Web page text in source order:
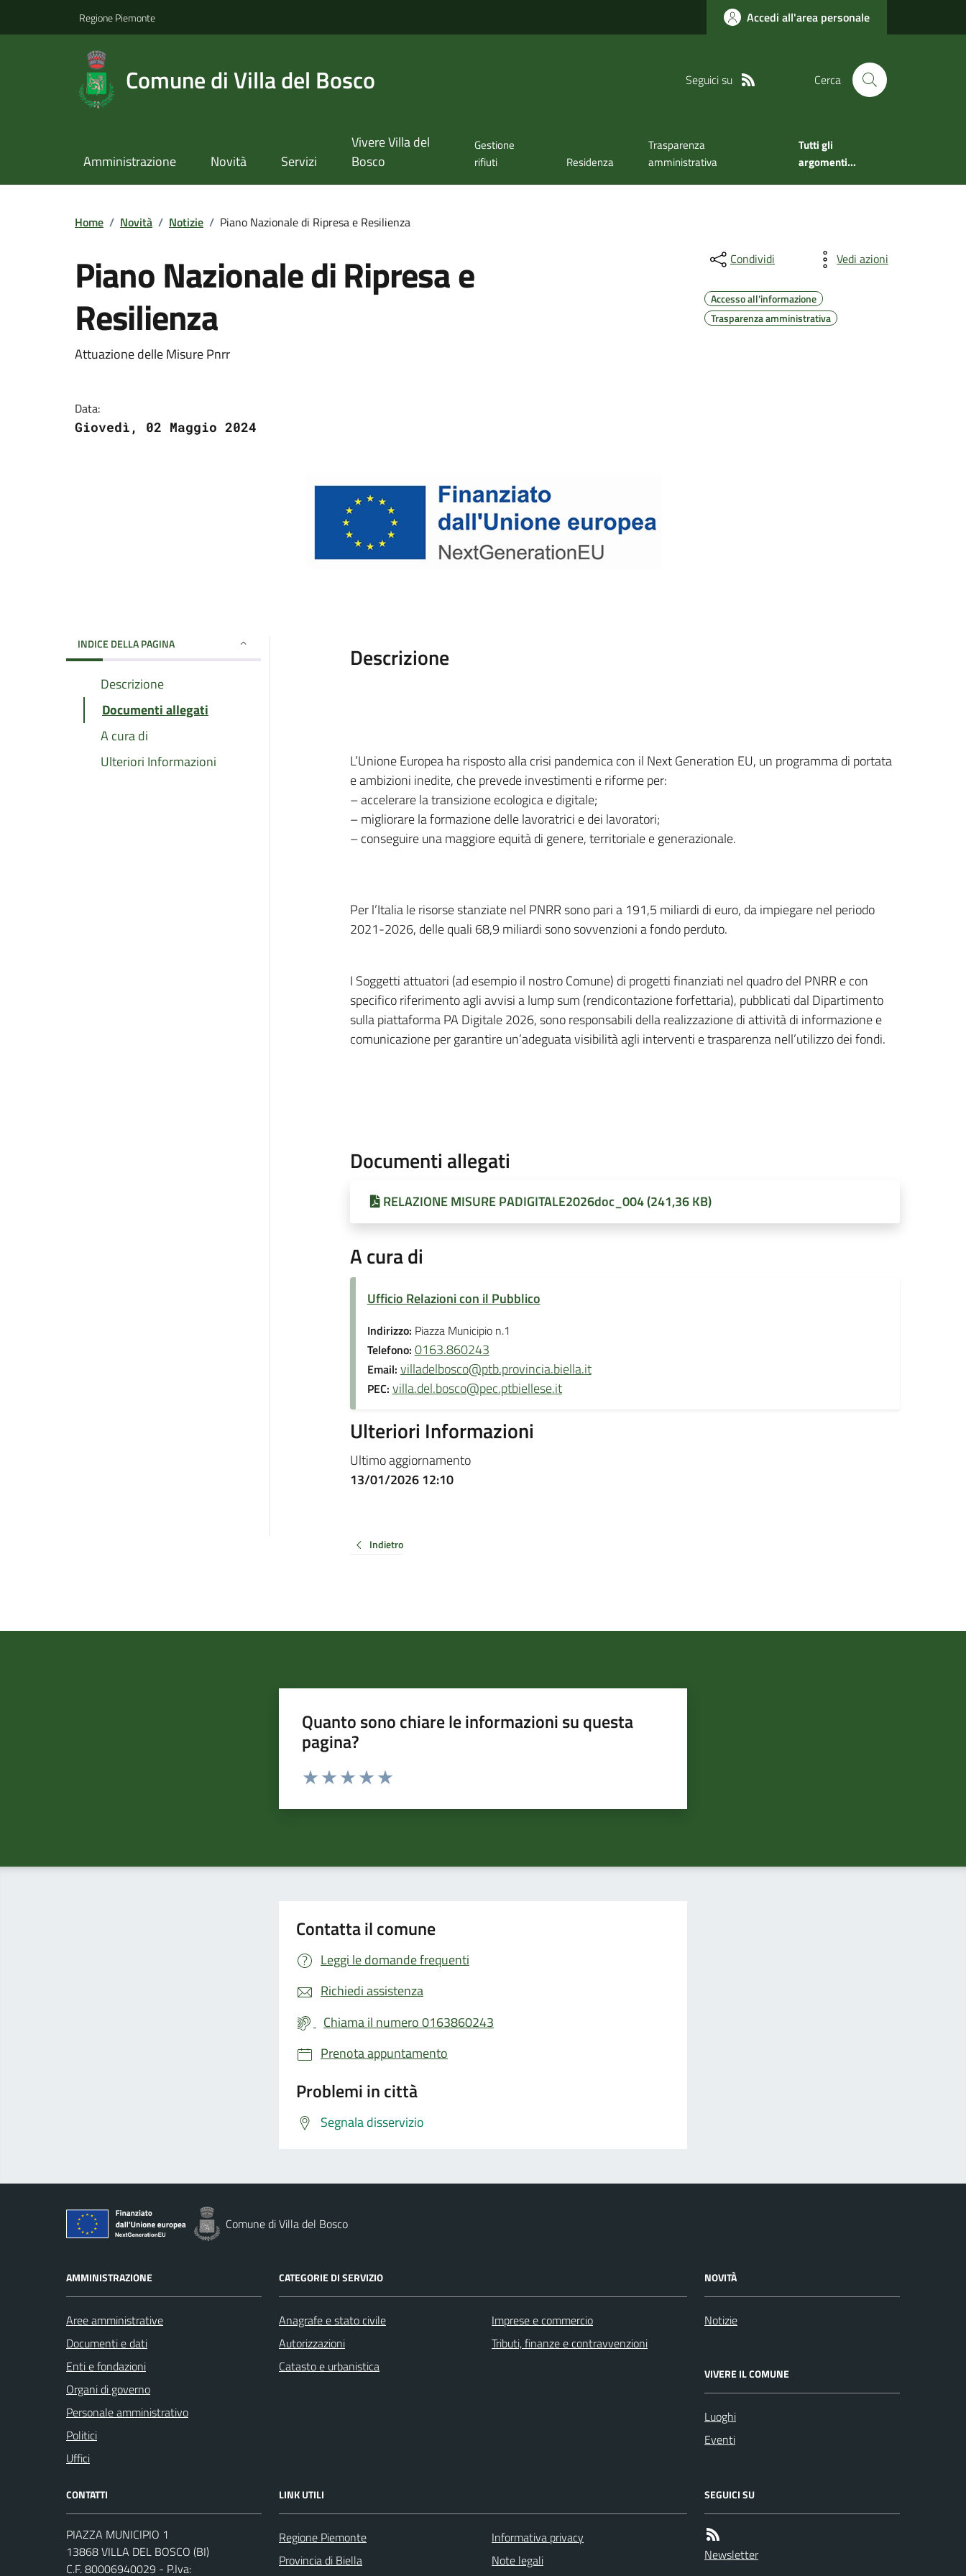
Regione Piemonte Accedi all'area personale
Comune di Villa del Bosco Seguici su Cerca
Amministrazione Novità Servizi
Vivere Villa del
Bosco
Gestione
rifiuti
Residenza
Trasparenza
amministrativa
Tutti gli
argomenti...
Home / Novità / Notizie / Piano Nazionale di Ripresa e Resilienza
Piano Nazionale di Ripresa e
Resilienza
Attuazione delle Misure Pnrr
Data:
Giovedì, 02 Maggio 2024
Condividi Vedi azioni
Accesso all'informazione
Trasparenza amministrativa
INDICE DELLA PAGINA
Descrizione
Documenti allegati
A cura di
Ulteriori Informazioni
Descrizione
L’Unione Europea ha risposto alla crisi pandemica con il Next Generation EU, un programma di portata
e ambizioni inedite, che prevede investimenti e riforme per:
– accelerare la transizione ecologica e digitale;
– migliorare la formazione delle lavoratrici e dei lavoratori;
– conseguire una maggiore equità di genere, territoriale e generazionale.
Per l’Italia le risorse stanziate nel PNRR sono pari a 191,5 miliardi di euro, da impiegare nel periodo
2021-2026, delle quali 68,9 miliardi sono sovvenzioni a fondo perduto.
I Soggetti attuatori (ad esempio il nostro Comune) di progetti finanziati nel quadro del PNRR e con
specifico riferimento agli avvisi a lump sum (rendicontazione forfettaria), pubblicati dal Dipartimento
sulla piattaforma PA Digitale 2026, sono responsabili della realizzazione di attività di informazione e
comunicazione per garantire un’adeguata visibilità agli interventi e trasparenza nell’utilizzo dei fondi.
Documenti allegati
RELAZIONE MISURE PADIGITALE2026doc_004 (241,36 KB)
A cura di
Ufficio Relazioni con il Pubblico
Indirizzo: Piazza Municipio n.1
Telefono: 0163.860243
Email: villadelbosco@ptb.provincia.biella.it
PEC: villa.del.bosco@pec.ptbiellese.it
Ulteriori Informazioni
Ultimo aggiornamento
13/01/2026 12:10
Indietro
Quanto sono chiare le informazioni su questa
pagina?
Valuta da 1 a 5 stelle la pagina
Contatta il comune
Leggi le domande frequenti
Richiedi assistenza
Chiama il numero 0163860243
Prenota appuntamento
Problemi in città
Segnala disservizio
Comune di Villa del Bosco
AMMINISTRAZIONE
Aree amministrative
Documenti e dati
Enti e fondazioni
Organi di governo
Personale amministrativo
Politici
Uffici
CATEGORIE DI SERVIZIO
Anagrafe e stato civile
Autorizzazioni
Catasto e urbanistica
Imprese e commercio
Tributi, finanze e contravvenzioni
NOVITÀ
Notizie
VIVERE IL COMUNE
Luoghi
Eventi
CONTATTI
PIAZZA MUNICIPIO 1
13868 VILLA DEL BOSCO (BI)
C.F. 80006940029 - P.Iva:
LINK UTILI
Regione Piemonte
Provincia di Biella
Informativa privacy
Note legali
SEGUICI SU
Newsletter